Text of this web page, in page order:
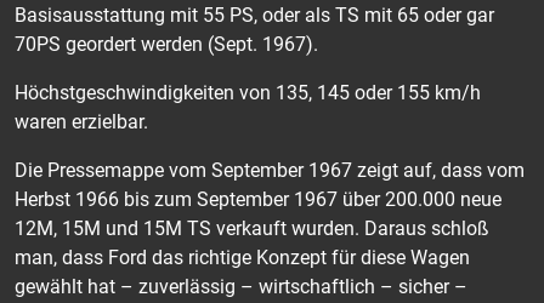
Basisausstattung mit 55 PS, oder als TS mit 65 oder gar
70PS geordert werden (Sept. 1967).
Höchstgeschwindigkeiten von 135, 145 oder 155 km/h
waren erzielbar.
Die Pressemappe vom September 1967 zeigt auf, dass vom
Herbst 1966 bis zum September 1967 über 200.000 neue
12M, 15M und 15M TS verkauft wurden. Daraus schloß
man, dass Ford das richtige Konzept für diese Wagen
gewählt hat – zuverlässig – wirtschaftlich – sicher –